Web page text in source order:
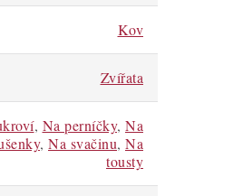
Kov
Zvířata
, Na perníčky, Na
, Na svačinu, Na
tousty